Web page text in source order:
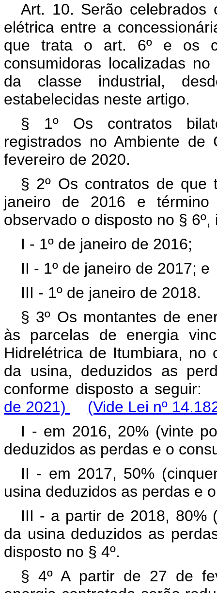
Art. 10. Serão celebrados
elétrica entre a
que trata o art. 6º e os
consumidoras localizadas
da classe industrial,
estabelecidas neste artigo.
§ 1º Os contratos
registrados no Ambiente
fevereiro de 2020.
§ 2º Os contratos de
janeiro de 2016 e
observado o disposto no §
I - 1º de janeiro de 2016;
II - 1º de janeiro de 2017; e
III - 1º de janeiro de 2018.
§ 3º Os montantes de
às parcelas de energia
Hidrelétrica de Itumbiara, no
da usina, deduzidos as
conforme disposto a
de 2021)
(Vide Lei nº
I - em 2016, 20% (vinte
deduzidos as perdas e o
II - em 2017, 50%
usina deduzidos as perdas e
III - a partir de 2018, 80%
da usina deduzidos as
disposto no § 4º.
§ 4º A partir de 27 de